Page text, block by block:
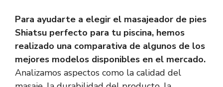
Para ayudarte a elegir el masajeador de pies
Shiatsu perfecto para tu piscina, hemos
realizado una comparativa de algunos de los
mejores modelos disponibles en el mercado.
Analizamos aspectos como la calidad del